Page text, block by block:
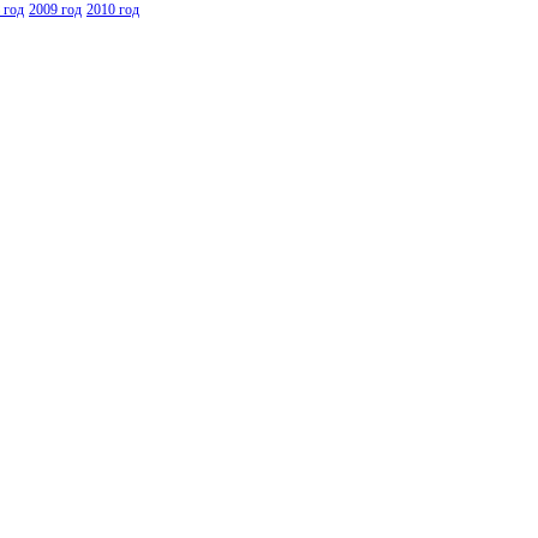
год 2009 год 2010 год